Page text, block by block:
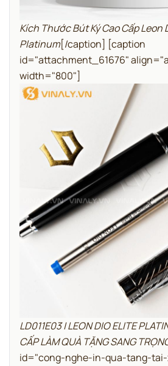
Kích Thước Bút Ký Cao Cấp Leon
Platinum[/caption] [caption
id="attachment_61676"
width="800"]
LD011E03 | LEON DIO ELITE
CẤP LÀM QUÀ TẶNG SANG
id="cong-nghe-in-qua-tang-